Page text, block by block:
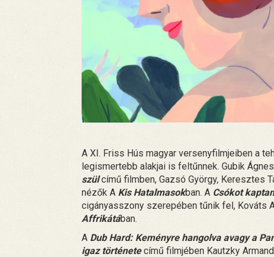
A XI. Friss Hús magyar versenyfilmjeiben a
legismertebb alakjai is feltűnnek. Gubik
szülcímű filmben, Gazsó György, Keresztes
nézők A Kis Hatalmasokban. A Csókot
cigányasszony szerepében tűnik fel, Kováts
Affrikátában.
A Dub Hard: Keményre hangolva avagy a
igaz történetecímű filmjében Kautzky